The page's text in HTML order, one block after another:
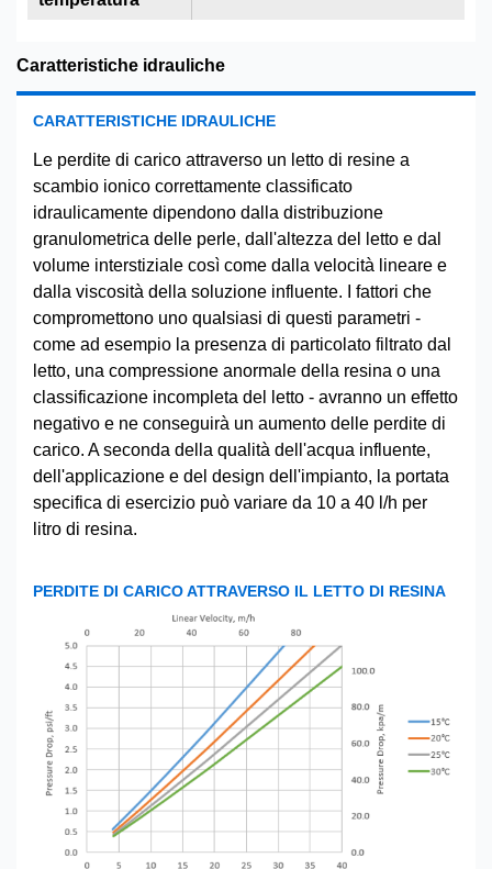
Caratteristiche idrauliche
CARATTERISTICHE IDRAULICHE
Le perdite di carico attraverso un letto di resine a
scambio ionico correttamente classificato
idraulicamente dipendono dalla distribuzione
granulometrica delle perle, dall'altezza del letto e dal
volume interstiziale così come dalla velocità lineare e
dalla viscosità della soluzione influente. I fattori che
compromettono uno qualsiasi di questi parametri -
come ad esempio la presenza di particolato filtrato dal
letto, una compressione anormale della resina o una
classificazione incompleta del letto - avranno un effetto
negativo e ne conseguirà un aumento delle perdite di
carico. A seconda della qualità dell'acqua influente,
dell'applicazione e del design dell'impianto, la portata
specifica di esercizio può variare da 10 a 40 l/h per
litro di resina.
PERDITE DI CARICO ATTRAVERSO IL LETTO DI RESINA